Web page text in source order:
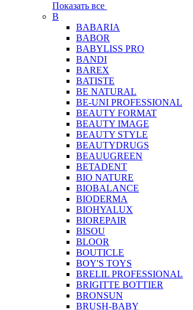
Показать все
B
BABARIA
BABOR
BABYLISS PRO
BANDI
BAREX
BATISTE
BE NATURAL
BE-UNI PROFESSIONAL
BEAUTY FORMAT
BEAUTY IMAGE
BEAUTY STYLE
BEAUTYDRUGS
BEAUUGREEN
BETADENT
BIO NATURE
BIOBALANCE
BIODERMA
BIOHYALUX
BIOREPAIR
BISOU
BLOOR
BOUTICLE
BOY'S TOYS
BRELIL PROFESSIONAL
BRIGITTE BOTTIER
BRONSUN
BRUSH-BABY